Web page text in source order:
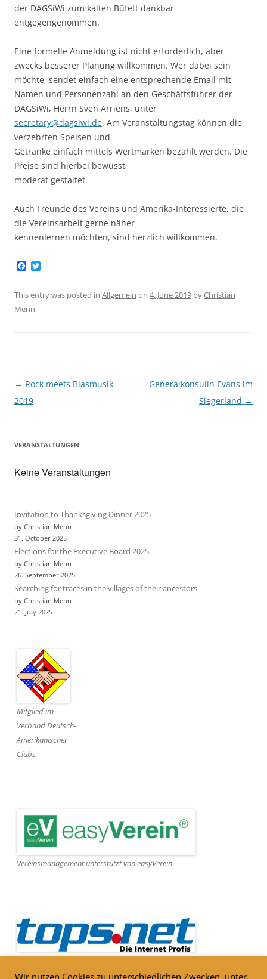
der DAGSiWi zum kalten Büfett dankbar
entgegengenommen.
Eine formelle Anmeldung ist nicht erforderlich, aber
zwecks besserer Planung willkommen. Wer dabei sein
möchte, sendet einfach eine entsprechende Email mit
Namen und Personenzahl an den Geschäftsführer der
DAGSiWi, Herrn Sven Arriens, unter
secretary@dagsiwi.de. Am Veranstaltungstag können die
verzehrten Speisen und
Getränke einfach mittels Wertmarken bezahlt werden. Die
Preise sind hierbei bewusst
moderat gestaltet.
Auch Freunde des Vereins und Amerika-Interessierte, die
die Vereinsarbeit gerne näher
kennenlernen möchten, sind herzlich willkommen.
e
o
t
This entry was posted in Allgemein on 4. June 2019 byChristian
Menn.
Post
navigation
← Rock meets Blasmusik
2019
Generalkonsulin Evans im
Siegerland →
VERANSTALTUNGEN
Keine Veranstaltungen
Invitation to Thanksgiving Dinner 2025
by Christian Menn
31. October 2025
Elections for the Executive Board 2025
by Christian Menn
26. September 2025
Searching for traces in the villages of their ancestors
by Christian Menn
21. July 2025
Mitglied im
Verband Deutsch-
Amerikanischer
Clubs
Vereinsmanagement unterstützt von easyVerein
Webseite gehostet von Tops.net
Wir nutzen Cookies zu unterschiedlichen Zwecken, unter